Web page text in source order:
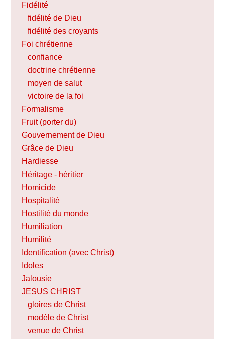
Fidélité
fidélité de Dieu
fidélité des croyants
Foi chrétienne
confiance
doctrine chrétienne
moyen de salut
victoire de la foi
Formalisme
Fruit (porter du)
Gouvernement de Dieu
Grâce de Dieu
Hardiesse
Héritage - héritier
Homicide
Hospitalité
Hostilité du monde
Humiliation
Humilité
Identification (avec Christ)
Idoles
Jalousie
JESUS CHRIST
gloires de Christ
modèle de Christ
venue de Christ